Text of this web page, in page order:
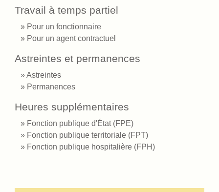
Travail à temps partiel
Pour un fonctionnaire
Pour un agent contractuel
Astreintes et permanences
Astreintes
Permanences
Heures supplémentaires
Fonction publique d'État (FPE)
Fonction publique territoriale (FPT)
Fonction publique hospitalière (FPH)